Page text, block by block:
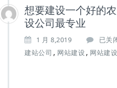
想要建设一个好的
设公司最专业
1 月 8,2019
想
要
建
已关
建站公司 , 网站建设, 网站建